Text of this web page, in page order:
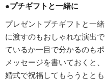
●プチギフトと一緒に
プレゼントプチギフトと一
に渡すのもおしゃれな演出
ているか一目で分かるのも
メッセージを書いておくと
婚式で祝福してもらうとと